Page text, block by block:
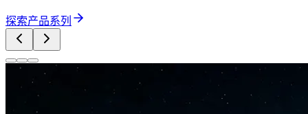
探索产品系列